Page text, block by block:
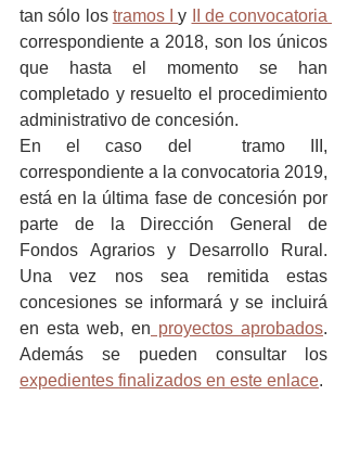
tan sólo los tramos I y
correspondiente a 2018, son los únicos
que hasta el momento se han
completado y resuelto el procedimiento
administrativo de concesión.
En el caso del  tramo III,
correspondiente a la convocatoria 2019,
está en la última fase de concesión por
parte de la Dirección General de
Fondos Agrarios y Desarrollo Rural.
Una vez nos sea remitida estas
concesiones se informará y se incluirá
en esta web, en proyectos aprobados.
expedientes finalizados en este enlace.